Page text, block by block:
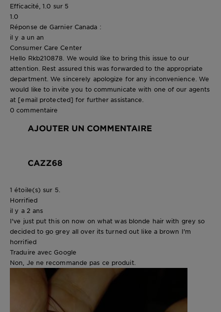
Efficacité, 1.0 sur 5
1.0
Réponse de Garnier Canada :
il y a un an
Consumer Care Center
Hello Rkb210878. We would like to bring this issue to our
attention. Rest assured this was forwarded to the appropriate
department. We sincerely apologize for any inconvenience. We
would like to invite you to communicate with one of our agents
at [email protected] for further assistance.
0 commentaire
AJOUTER UN COMMENTAIRE
CAZZ68
1 étoile(s) sur 5.
Horrified
il y a 2 ans
I've just put this on now on what was blonde hair with grey so
decided to go grey all over its turned out like a brown I'm
horrified
Traduire avec Google
Non, Je ne recommande pas ce produit.